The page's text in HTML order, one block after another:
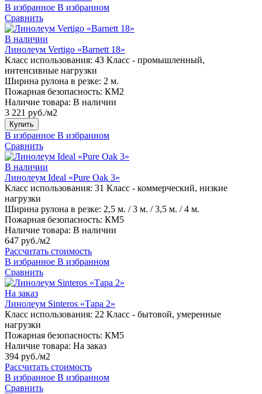
В избранное В избранном
Сравнить
В наличии
Линолеум Vertigo «Barnett 18»
Класс использования: 43 Класс - промышленный,
интенсивные нагрузки
Ширина рулона в резке: 2 м.
Пожарная безопасность: КМ2
Наличие товара: В наличии
3 221 руб./м2
Купить
В избранное В избранном
Сравнить
В наличии
Линолеум Ideal «Pure Oak 3»
Класс использования: 31 Класс - коммерческий, низкие
нагрузки
Ширина рулона в резке: 2,5 м. / 3 м. / 3,5 м. / 4 м.
Пожарная безопасность: КМ5
Наличие товара: В наличии
647 руб./м2
Рассчитать стоимость
В избранное В избранном
Сравнить
На заказ
Линолеум Sinteros «Тара 2»
Класс использования: 22 Класс - бытовой, умеренные
нагрузки
Пожарная безопасность: КМ5
Наличие товара: На заказ
394 руб./м2
Рассчитать стоимость
В избранное В избранном
Сравнить